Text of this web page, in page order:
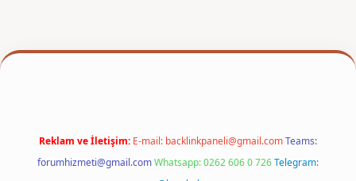
Reklam ve İletişim: E-mail: backlinkpaneli@gmail.comTeams:
forumhizmeti@gmail.comWhatsapp: 0262 606 0 726Telegram: